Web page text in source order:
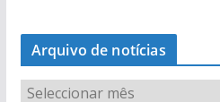
s
o
Arquivo de notícias